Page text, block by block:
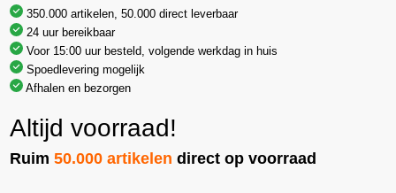
350.000 artikelen, 50.000 direct leverbaar
24 uur bereikbaar
Voor 15:00 uur besteld, volgende werkdag in huis
Spoedlevering mogelijk
Afhalen en bezorgen
Altijd voorraad!
Ruim50.000 artikelen direct op voorraad